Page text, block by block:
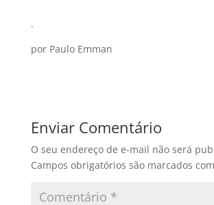
.
por Paulo Emman
Enviar Comentário
O seu endereço de e-mail não será
Campos obrigatórios são marcados com